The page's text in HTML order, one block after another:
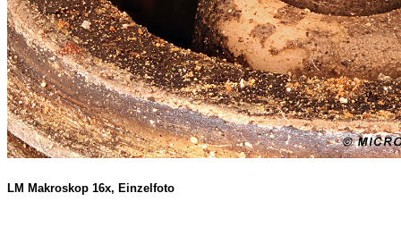
LM Makroskop 16x, Einzelfoto